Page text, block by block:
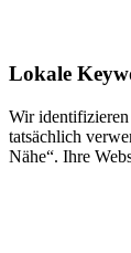
Lokale
Wir
tatsächlich
Nähe“. Ihre